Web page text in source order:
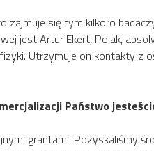
zajmuje się tym kilkoro
jest Artur Ekert, Polak,
Utrzymuje on kontakty z
Państwo
grantami. Pozyskaliśmy